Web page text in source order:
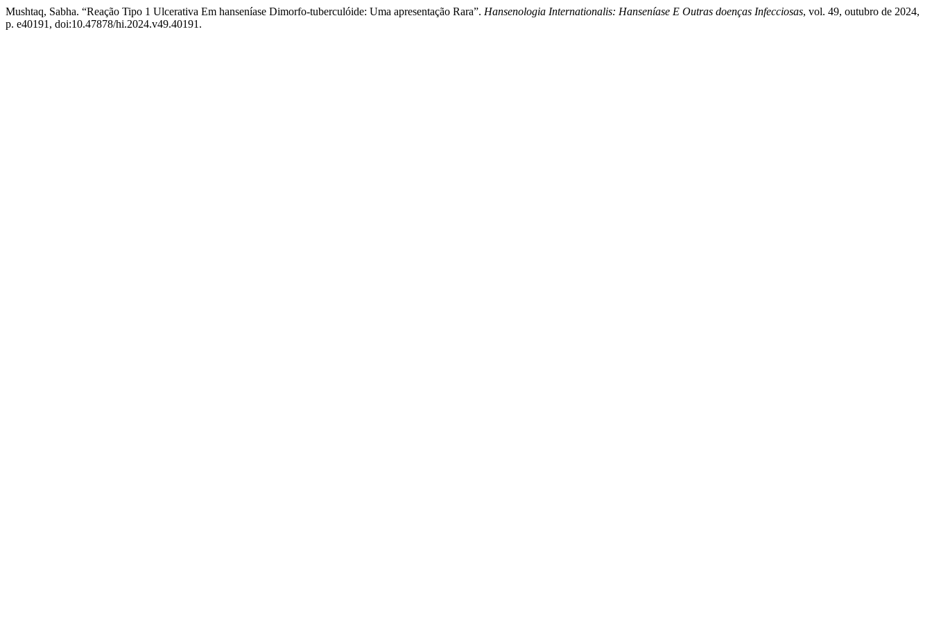
Mushtaq, Sabha. “Reação Tipo 1 Ulcerativa Em hanseníase Dimorfo-tuberculóide: Uma apresentação Rara”. Hansenologia Internationalis: Hanseníase E Outras doenças Infecciosas, vol. 49, outubro de 2024,
p. e40191, doi:10.47878/hi.2024.v49.40191.